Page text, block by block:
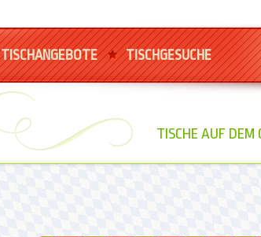
TISCHANGEBOTE TISCHGESUCHE
TISCHE AUF DEM